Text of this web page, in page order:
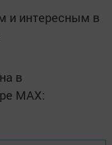
и интересным в
в
MАХ: